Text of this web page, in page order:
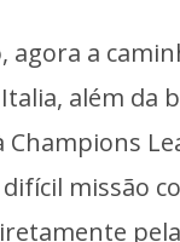
agora a
além da
missão